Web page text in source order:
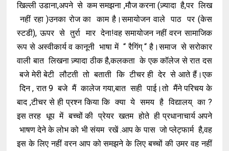
खिल्ली उडाना,अपने से कम समझना ,मौज करना (ज़्यादा है,पर लिख
नहीं रहा )उनका रोज का काम है।समायोजन वाले पाठ पर (केस
स्टडी), ऊपर से तुर्रा मार देना!वह समायोजन नहीं वरन सामाजिक
रूप से अस्वीकार्य व कानूनी भाषा में “ रैगिंग् “ है।समाज से सरोकार
वाली बात लिखना ज़्यादा ठीक है,कलकता के एक कॉलेज से रात दस
बजे मेरी बेटी लौटती तो बताती कि टीचर ही देर से आते हैं।एक
दिन , रात 9 बजे मैं कालेज गया,बात सही पाई।तो मैंने परिचय के
बाद ,टीचर से ही प्रश्न किया कि क्या ये समय है विद्यालय् का ?
इस तरह धूप में बच्चों की प्रेयर खतम होते ही प्रधानाचार्य अपने
भाषण देने के लोभ को भी संयम रखें .आप के पास जो प्लेट्फार्म है,वह
इस के लिए नहीं वरन आप को समझने के लिए बच्चों की उमर वह नहीं